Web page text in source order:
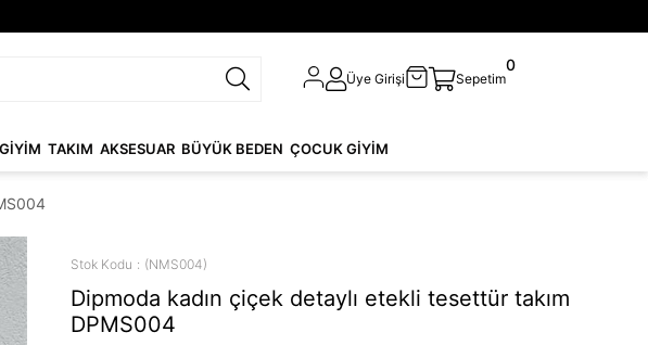
Üye Girişi Sepetim
0
TAKIM AKSESUAR BÜYÜK BEDEN ÇOCUK GİYİM
Stok Kodu (NMS004)
Dipmoda kadın çiçek detaylı etekli tesettür takım
DPMS004